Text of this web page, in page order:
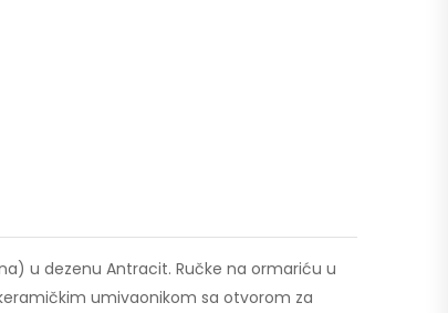
u dezenu Antracit. Ručke na ormariću u
umivaonikom sa otvorom za